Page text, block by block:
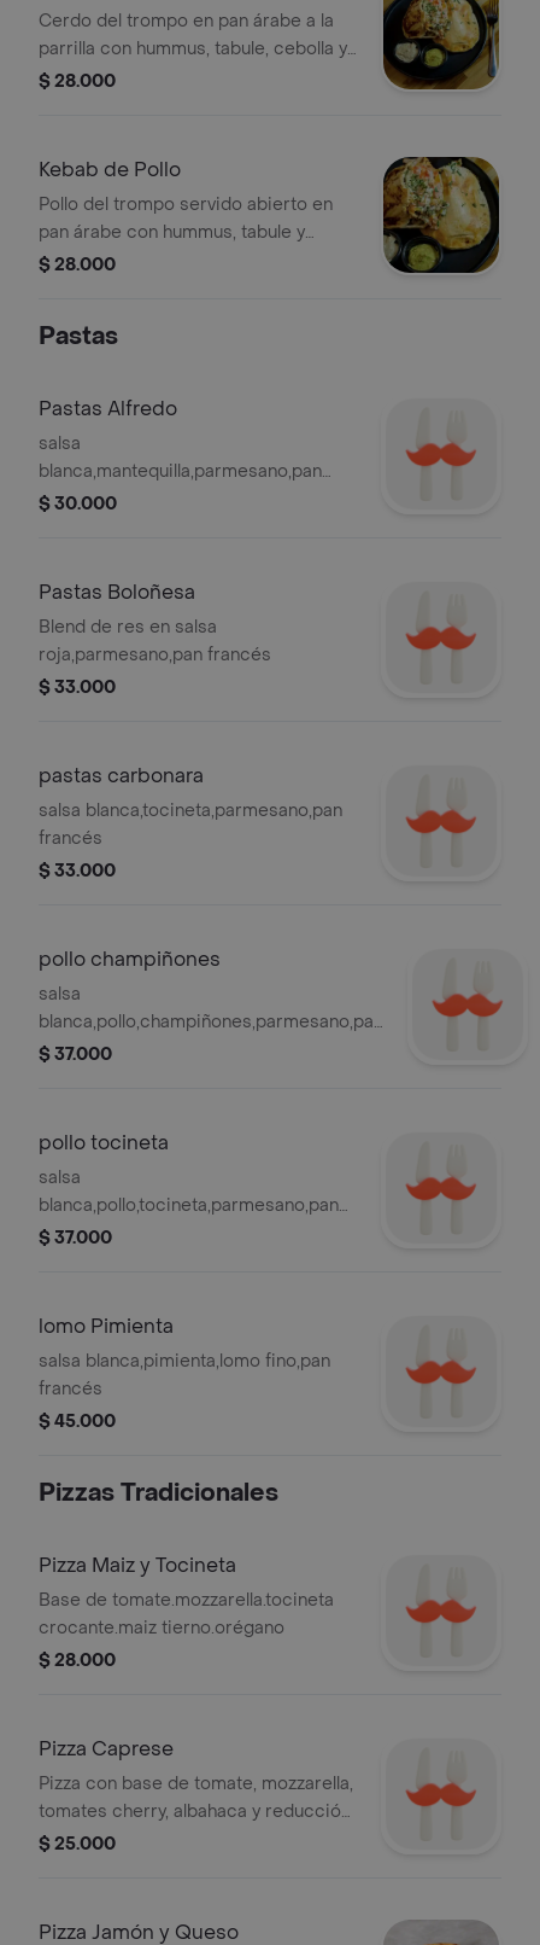
Cerdo del trompo en pan árabe a la
parrilla con hummus, tabule, cebolla y
limón.
$ 28.000
Kebab de Pollo
Pollo del trompo servido abierto en
pan árabe con hummus, tabule y
cebolla encurtida.
$ 28.000
Pastas
Pastas Alfredo
salsa
blanca,mantequilla,parmesano,pan
francés
$ 30.000
Pastas Boloñesa
Blend de res en salsa
roja,parmesano,pan francés
$ 33.000
pastas carbonara
salsa blanca,tocineta,parmesano,pan
francés
$ 33.000
pollo champiñones
salsa
blanca,pollo,champiñones,parmesano,pan
frances
$ 37.000
pollo tocineta
salsa
blanca,pollo,tocineta,parmesano,pan
francés
$ 37.000
lomo Pimienta
salsa blanca,pimienta,lomo fino,pan
francés
$ 45.000
Pizzas Tradicionales
Pizza Maiz y Tocineta
Base de tomate.mozzarella.tocineta
crocante.maiz tierno.orégano
$ 28.000
Pizza Caprese
Pizza con base de tomate, mozzarella,
tomates cherry, albahaca y reducción
de balsámico.
$ 25.000
Pizza Jamón y Queso